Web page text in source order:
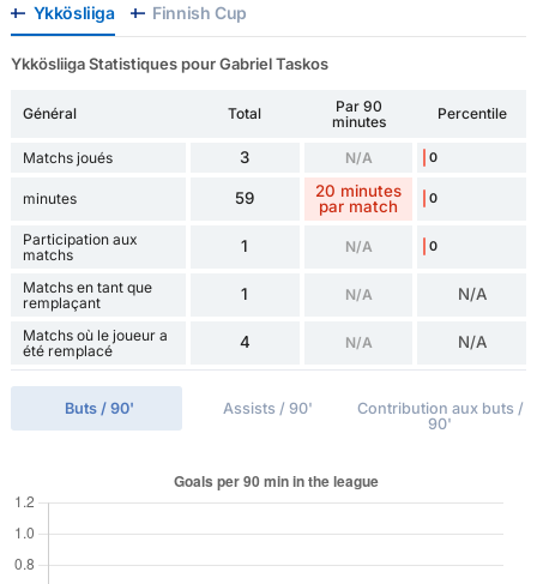
Ykkösliiga Finnish Cup
Ykkösliiga Statistiques pour Gabriel Taskos
Général Total
Par 90
minutes
Percentile
Matchs joués 3 N/A 0
minutes 59
20 minutes
par match
0
Participation aux
matchs
1 N/A 0
Matchs en tant que
remplaçant
1 N/A N/A
Matchs où le joueur a
été remplacé
4 N/A N/A
Buts / 90' Assists / 90'
Contribution aux buts /
90'